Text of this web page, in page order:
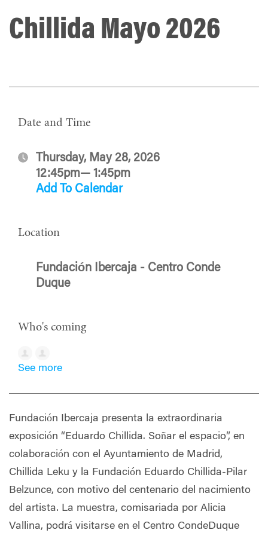
Chillida Mayo 2026
Date and Time
Thursday, May 28, 2026
12:45pm— 1:45pm
Add To Calendar
Location
Fundación Ibercaja - Centro Conde
Duque
Who's coming
See more
Fundación Ibercaja presenta la extraordinaria
exposición “Eduardo Chillida. Soñar el espacio”, en
colaboración con el Ayuntamiento de Madrid,
Chillida Leku y la Fundación Eduardo Chillida-Pilar
Belzunce, con motivo del centenario del nacimiento
del artista. La muestra, comisariada por Alicia
Vallina, podrá visitarse en el Centro CondeDuque